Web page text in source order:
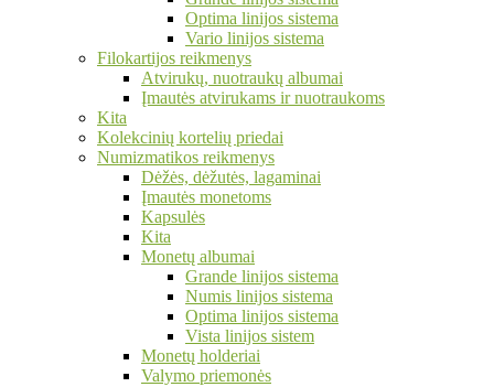
Optima linijos sistema
Vario linijos sistema
Filokartijos reikmenys
Atvirukų, nuotraukų albumai
Įmautės atvirukams ir nuotraukoms
Kita
Kolekcinių kortelių priedai
Numizmatikos reikmenys
Dėžės, dėžutės, lagaminai
Įmautės monetoms
Kapsulės
Kita
Monetų albumai
Grande linijos sistema
Numis linijos sistema
Optima linijos sistema
Vista linijos sistem
Monetų holderiai
Valymo priemonės